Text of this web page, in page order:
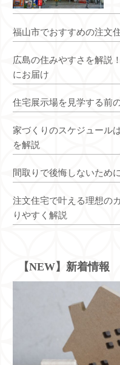
福山市でおすすめの注文
広島の住みやすさを解説
にお届け
住宅展示場を見学する前
家づくりのスケジュール
を解説
間取りで後悔しないため
注文住宅で叶える理想の
りやすく解説
【NEW】新着情報